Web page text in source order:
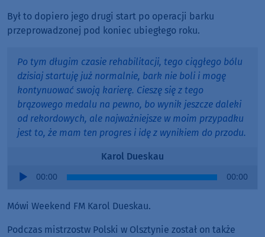
Był to dopiero jego drugi start po operacji barku
przeprowadzonej pod koniec ubiegłego roku.
Po tym długim czasie rehabilitacji, tego ciągłego bólu
dzisiaj startuję już normalnie, bark nie boli i mogę
kontynuować swoją karierę. Cieszę się z tego
brązowego medalu na pewno, bo wynik jeszcze daleki
od rekordowych, ale najważniejsze w moim przypadku
jest to, że mam ten progres i idę z wynikiem do przodu.
Karol Dueskau
Audio
00:00 00:00
Mówi Weekend FM Karol Dueskau.
Podczas mistrzostw Polski w Olsztynie został on także